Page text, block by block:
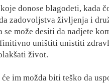
donose blagodeti, kada
zadovoljstva življenja i
može desiti da nadjete
uništiti unistiti
život.
im možda biti teško da